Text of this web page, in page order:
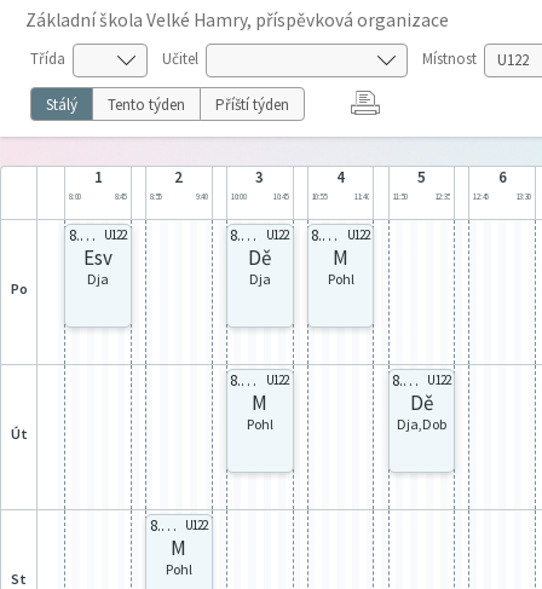
Základní škola Velké Hamry, příspěvková organizace
Třída Učitel Místnost
Stálý Tento týden Příští týden
1
8:00 8:45
2
8:55 9:40
3
10:00 10:45
4
10:55 11:40
5
11:50 12:35
6
12:45 13:30
po
8.A celá U122
Esv
Dja
8.A celá U122
Dě
Dja
8.A celá U122
M
Pohl
út
8.A celá U122
M
Pohl
8.A celá U122
Dě
Dja,Dob
st
8.A celá U122
M
Pohl